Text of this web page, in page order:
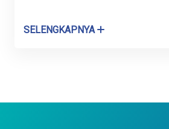
SELENGKAPNYA